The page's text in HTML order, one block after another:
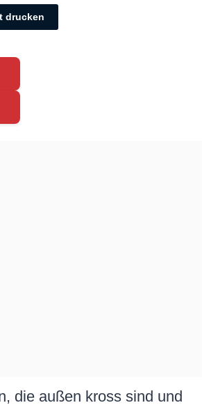
drucken
die außen kross sind und